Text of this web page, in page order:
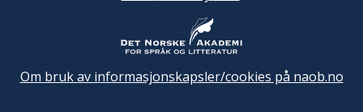
Om bruk av informasjonskapsler/cookies på naob.no